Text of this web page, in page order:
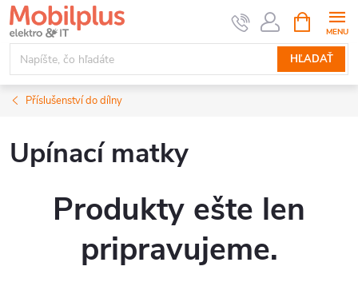
Prejsť
na
obsah
HĽADAŤ
KOŠÍK
Příslušenství do dílny
Upínací matky
Produkty ešte len
pripravujeme.